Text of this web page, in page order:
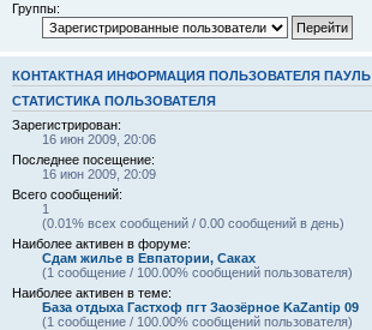
Группы:
КОНТАКТНАЯ ИНФОРМАЦИЯ ПОЛЬЗОВАТЕЛЯ ПАУЛЬ
СТАТИСТИКА ПОЛЬЗОВАТЕЛЯ
Зарегистрирован:
16 июн 2009, 20:06
Последнее посещение:
16 июн 2009, 20:09
Всего сообщений:
1
(0.01% всех сообщений / 0.00 сообщений в день)
Наиболее активен в форуме:
Сдам жилье в Евпатории, Саках
(1 сообщение / 100.00% сообщений пользователя)
Наиболее активен в теме:
База отдыха Гастхоф пгт Заозёрное KaZantip 09
(1 сообщение / 100.00% сообщений пользователя)